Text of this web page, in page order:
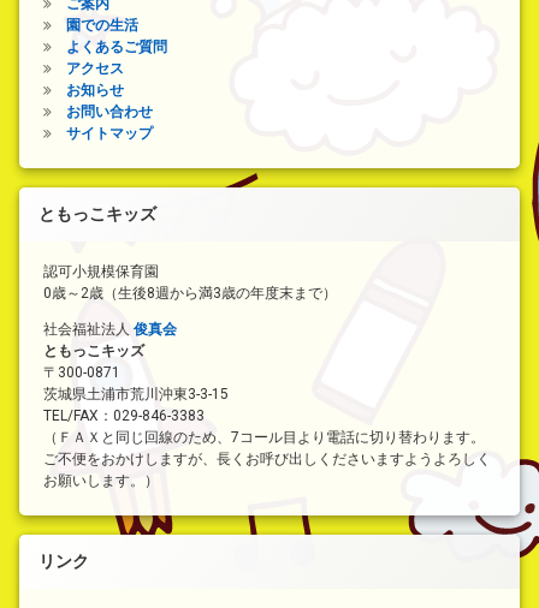
ご案内
園での生活
よくあるご質問
アクセス
お知らせ
お問い合わせ
サイトマップ
ともっこキッズ
認可小規模保育園
0歳～2歳（生後8週から満3歳の年度末まで）
社会福祉法人 俊真会
ともっこキッズ
〒300-0871
茨城県土浦市荒川沖東3-3-15
TEL/FAX：029-846-3383
（ＦＡＸと同じ回線のため、7コール目より電話に切り替わります。
ご不便をおかけしますが、長くお呼び出しくださいますようよろしく
お願いします。）
リンク